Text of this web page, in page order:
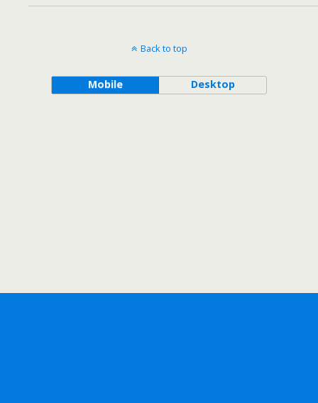
Back to top
Mobile Desktop